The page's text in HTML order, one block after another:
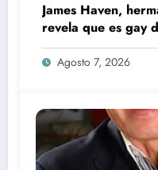
James Haven,
revela que es gay
transmisión en
Agosto 7, 2026